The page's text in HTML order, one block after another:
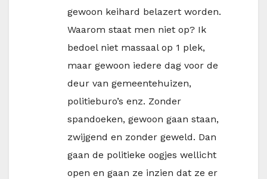
gewoon keihard belazert worden.
Waarom staat men niet op? Ik
bedoel niet massaal op 1 plek,
maar gewoon iedere dag voor de
deur van gemeentehuizen,
politieburo’s enz. Zonder
spandoeken, gewoon gaan staan,
zwijgend en zonder geweld. Dan
gaan de politieke oogjes wellicht
open en gaan ze inzien dat ze er